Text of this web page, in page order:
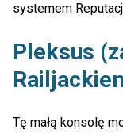
systemem
Pleksus
Tę małą konsolę